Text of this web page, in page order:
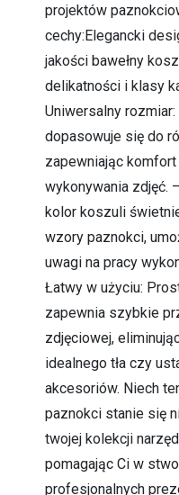
projektów
cechy:Elegancki
jakości bawełny
delikatności i klasy
Uniwersalny
dopasowuje się do
zapewniając
wykonywania zdjęć.
kolor koszuli
wzory paznokci,
uwagi na pracy
Łatwy w użyciu:
zapewnia szybkie
zdjęciowej,
idealnego tła czy
akcesoriów. Niech
paznokci stanie się
twojej kolekcji
pomagając Ci w
profesjonalnych